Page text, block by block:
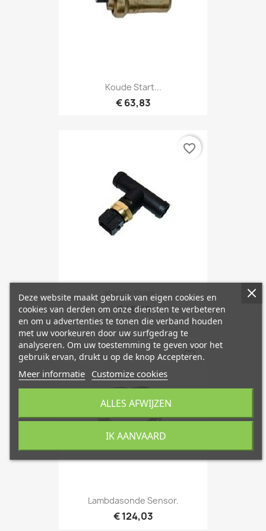
Koude Start...
€ 63,83
Koude Start...
€ 46,89
favorite_border
Lambdasonde Sensor.
€ 124,03
favorite_border
Deze website maakt gebruik van eigen cookies en
cookies van derden om onze diensten te verbeteren
en om u advertenties te tonen die verband houden
met uw voorkeuren door uw surfgedrag te
analyseren. Om uw toestemming te geven voor het
gebruik ervan, drukt u op de knop Accepteren.
Meer informatie Customize cookies
ALLES AFWIJZEN
IK AANVAARD